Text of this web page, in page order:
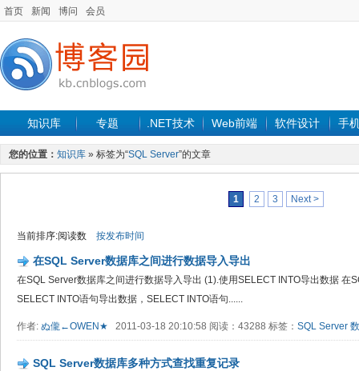
首页 新闻 博问 会员
知识库 专题 .NET技术 Web前端 软件设计 手
您的位置： 知识库 » 标签为“SQL Server”的文章
1 2 3 Next >
当前排序:阅读数 按发布时间
在SQL Server数据库之间进行数据导入导出
在SQL Server数据库之间进行数据导入导出 (1).使用SELECT INTO导出数据 在
SELECT INTO语句导出数据，SELECT INTO语句......
作者: ぬ儱←OWEN★ 2011-03-18 20:10:58 阅读：43288 标签： SQL Server
SQL Server数据库多种方式查找重复记录